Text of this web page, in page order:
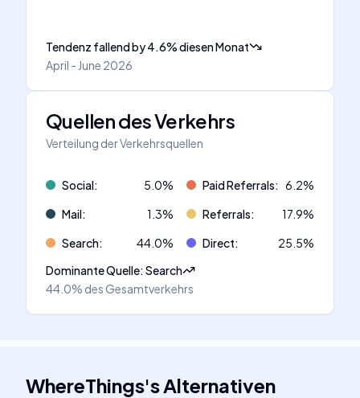
Tendenz fallendby4.6%diesen Monat
April - June 2026
Quellen des Verkehrs
Verteilung der Verkehrsquellen
Social: 5.0% Paid Referrals: 6.2%
Mail: 1.3% Referrals: 17.9%
Search: 44.0% Direct: 25.5%
Dominante Quelle:Search
44.0% des Gesamtverkehrs
WhereThings'sAlternativen